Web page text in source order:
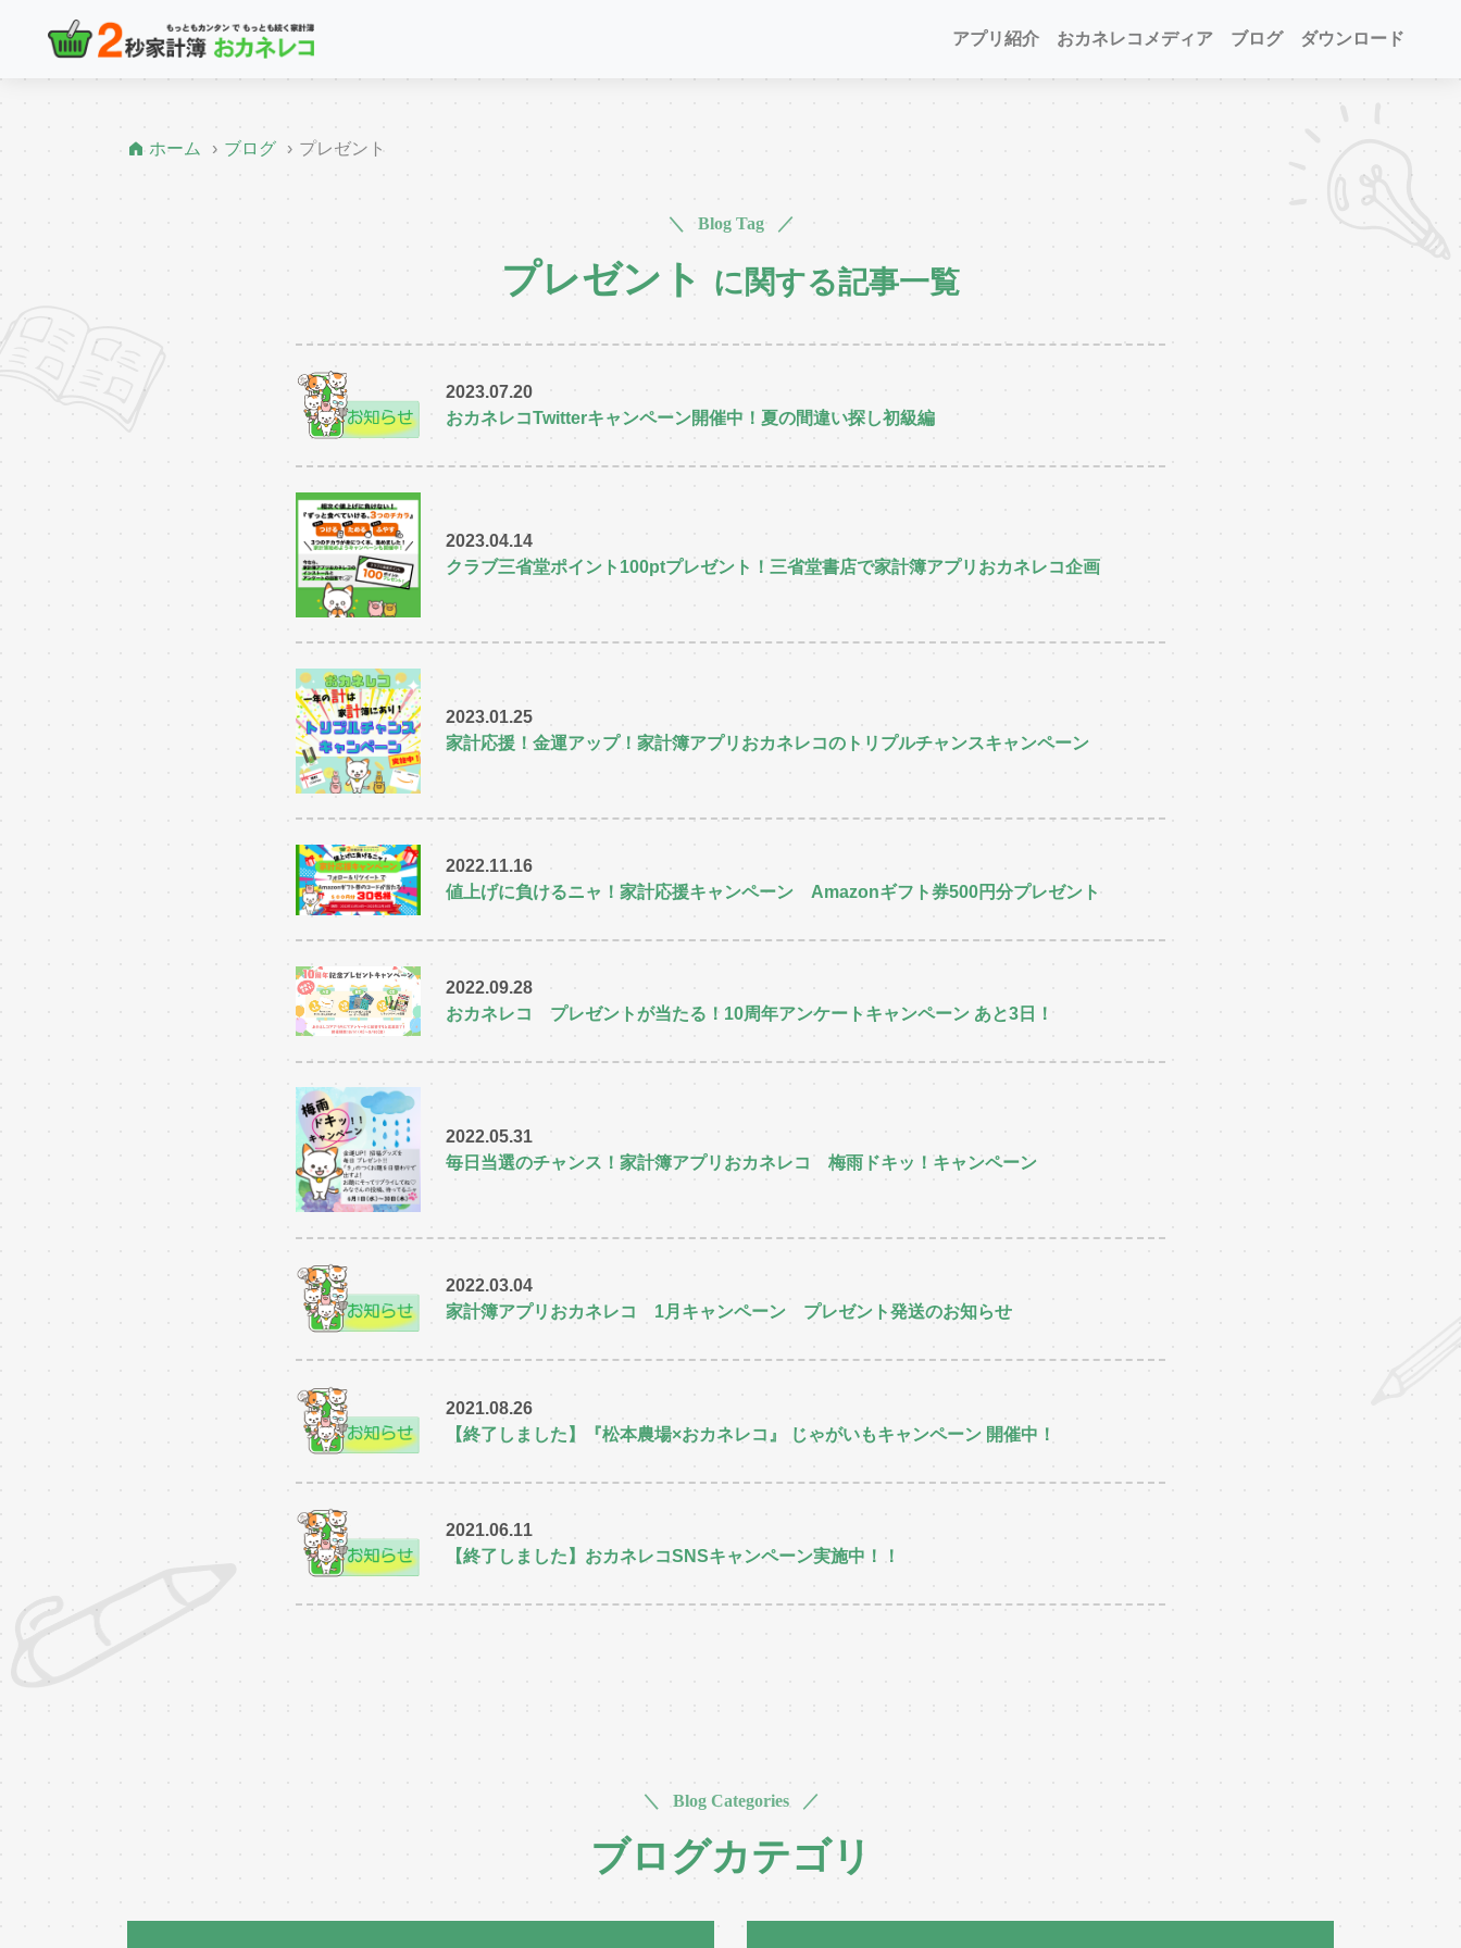
アプリ紹介 おカネレコメディア ブログ ダウンロード
ホーム ブログ プレゼント
＼ Blog Tag ／
プレゼント に関する記事一覧
2023.07.20
おカネレコTwitterキャンペーン開催中！夏の間違い探し初級編
2023.04.14
クラブ三省堂ポイント100ptプレゼント！三省堂書店で家計簿アプリおカネレコ企画
2023.01.25
家計応援！金運アップ！家計簿アプリおカネレコのトリプルチャンスキャンペーン
2022.11.16
値上げに負けるニャ！家計応援キャンペーン Amazonギフト券500円分プレゼント
2022.09.28
おカネレコ プレゼントが当たる！10周年アンケートキャンペーン あと3日！
2022.05.31
毎日当選のチャンス！家計簿アプリおカネレコ 梅雨ドキッ！キャンペーン
2022.03.04
家計簿アプリおカネレコ 1月キャンペーン プレゼント発送のお知らせ
2021.08.26
【終了しました】『松本農場×おカネレコ』 じゃがいもキャンペーン 開催中！
2021.06.11
【終了しました】おカネレコSNSキャンペーン実施中！！
＼ Blog Categories ／
ブログカテゴリ